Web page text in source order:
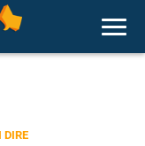
DIRE